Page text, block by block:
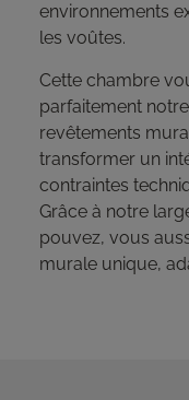
environnements
les voûtes.
Cette chambre
parfaitement
revêtements
transformer un
contraintes
Grâce à notre
pouvez, vous
murale unique,